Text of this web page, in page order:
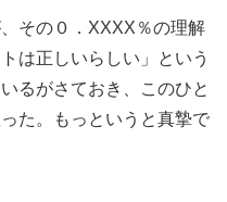
その０．XXXX％の理解
は正しいらしい」という
るがさておき、このひと
た。もっというと真摯で